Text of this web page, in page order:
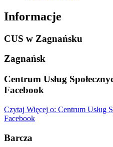
Informacje
CUS w Zagnańsku
Zagnańsk
Centrum Usług
Facebook
Czytaj Więcej o: Centrum Usług
Facebook
Barcza